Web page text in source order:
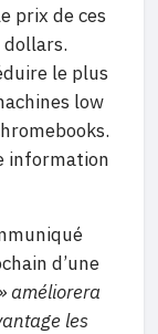
prix de ces
dollars.
le plus
low
information
d’une
améliorera
les